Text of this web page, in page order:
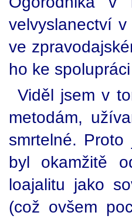
velvyslanectví
ve
ho ke
Viděl jsem v
metodám,
smrtelné.
byl okamžitě
loajalitu jako
(což ovšem